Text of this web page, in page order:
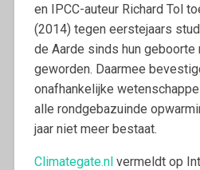
en IPCC-auteur Richard Tol
(2014) tegen eerstejaars
de Aarde sinds hun geboorte
geworden. Daarmee
onafhankelijke
alle rondgebazuinde
jaar niet meer bestaat.
Climategate.nlvermeldt op